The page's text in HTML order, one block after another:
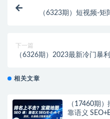
（6323期）短视频-
下一篇
（6326期）2023最新冷门暴
相关文章
（17460期
靠语义